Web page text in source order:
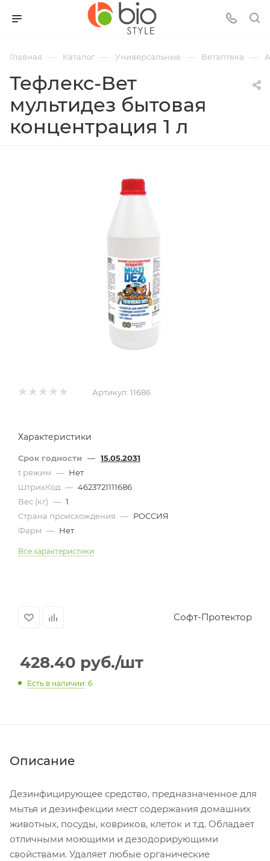
Главная — Каталог — Универсальные — Ветаптека —
Тефлекс-Вет
мультидез бытовая
концентрация 1 л
Артикул: 11686
Характеристики
Срок годности — 15.05.2031
t режим — Нет
ШтрихКод — 4623721111686
Вес (кг) — 1
Страна происхождения — РОССИЯ
Фарм — Нет
Все характеристики
Софт-Протектор
428.40 руб./шт
Есть в наличии: 6
Описание
Дезинфицирующее средство, предназначенное для
мытья и дезинфекции мест содержания домашних
животных, посуды, ковриков, клеток и т.д. Обладает
отличными моющими и дезодорирующими
свойствами. Удаляет любые органические